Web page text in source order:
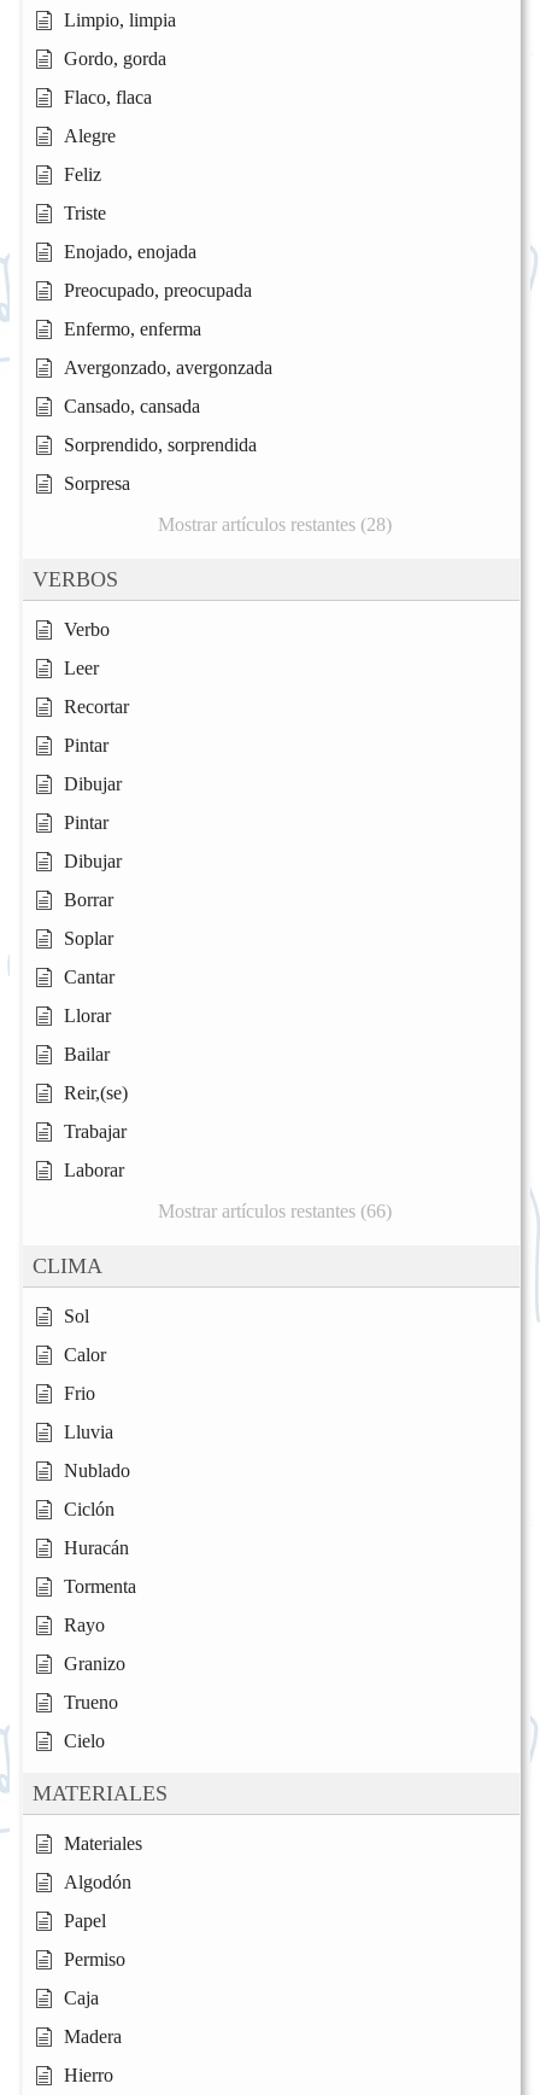
Limpio, limpia
Gordo, gorda
Flaco, flaca
Alegre
Feliz
Triste
Enojado, enojada
Preocupado, preocupada
Enfermo, enferma
Avergonzado, avergonzada
Cansado, cansada
Sorprendido, sorprendida
Sorpresa
Mostrar artículos restantes (28)
VERBOS
Verbo
Leer
Recortar
Pintar
Dibujar
Pintar
Dibujar
Borrar
Soplar
Cantar
Llorar
Bailar
Reir,(se)
Trabajar
Laborar
Mostrar artículos restantes (66)
CLIMA
Sol
Calor
Frio
Lluvia
Nublado
Ciclón
Huracán
Tormenta
Rayo
Granizo
Trueno
Cielo
MATERIALES
Materiales
Algodón
Papel
Permiso
Caja
Madera
Hierro